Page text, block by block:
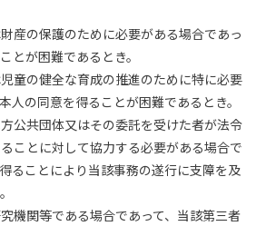
産の保護のために必要がある場合であっ
とが困難であるとき。
童の健全な育成の推進のために特に必要
人の同意を得ることが困難であるとき。
公共団体又はその委託を受けた者が法令
ことに対して協力する必要がある場合で
ることにより当該事務の遂行に支障を及
機関等である場合であって、当該第三者